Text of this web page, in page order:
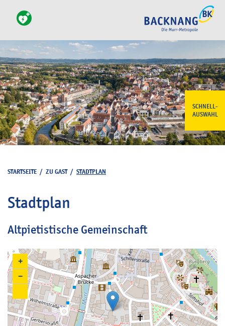
SCHNELL-
AUSWAHL
STARTSEITE / ZU GAST/ STADTPLAN
Stadtplan
Altpietistische Gemeinschaft
+
−